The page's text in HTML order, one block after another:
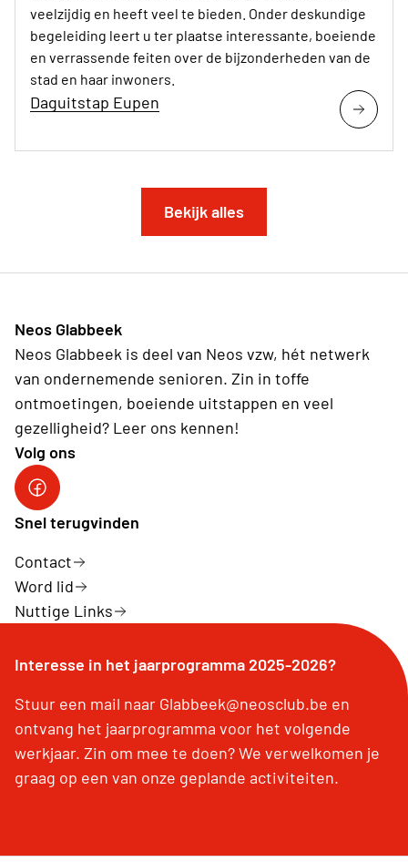
veelzijdig en heeft veel te bieden. Onder deskundige
begeleiding leert u ter plaatse interessante, boeiende
en verrassende feiten over de bijzonderheden van de
stad en haar inwoners.
Daguitstap Eupen
Bekijk alles
Neos Glabbeek
Neos Glabbeek is deel van Neos vzw, hét netwerk
van ondernemende senioren. Zin in toffe
ontmoetingen, boeiende uitstappen en veel
gezelligheid? Leer ons kennen!
Volg ons
Snel terugvinden
Contact
Word lid
Nuttige Links
Interesse in het jaarprogramma 2025-2026?
Stuur een mail naar Glabbeek@neosclub.be en
ontvang het jaarprogramma voor het volgende
werkjaar. Zin om mee te doen? We verwelkomen je
graag op een van onze geplande activiteiten.